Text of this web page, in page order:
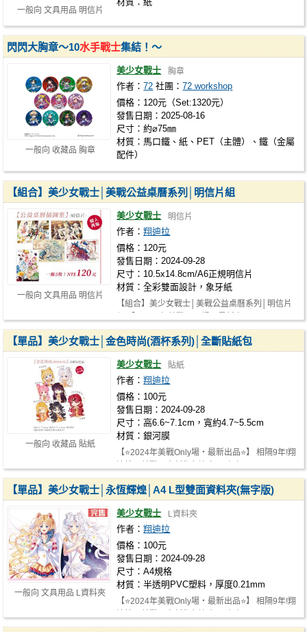
一般向 文具用品 明信片
一般向 收藏品 胸章
閃閃大胸章～10水手戰士集結！～
美少女戰士 胸章
作者：72 社團：72 workshop
價格：120元（Set:1320元）
發售日期：2025-08-16
尺寸：約⌀75㎜
材質：馬口鐵、紙、PET（主體）、鐵（金屬
配件）
一般向 文具用品 明信片
【組合】美少女戰士│美戰公益桌曆系列│明信片組
美少女戰士 明信片
作者：翔迪拉
價格：120元
發售日期：2024-09-28
尺寸：10.5x14.8cm/A6正規明信片
材質：全彩雙面設計，象牙紙
【組合】美少女戰士│美戰公益桌曆系列│明信片
一般向 收藏品 貼紙
【單品】美少女戰士│金色時尚(酒杯系列)│全斷貼紙包
美少女戰士 貼紙
作者：翔迪拉
價格：100元
發售日期：2024-09-28
尺寸：高6.6~7.1cm，寬約4.7~5.5cm
材質：銀河膜
【⭐2024年美戰Only場‧最新出品⭐】 相隔9年!翔
一般向 文具用品 L資料夾
【單品】美少女戰士│永恆輝煌│A4 L型雙面資料夾(無字版)
美少女戰士 L資料夾
作者：翔迪拉
價格：100元
發售日期：2024-09-28
尺寸：A4規格
材質：半透明PVC塑料，厚度0.21mm
【⭐2024年美戰Only場‧最新出品⭐】 相隔9年!翔